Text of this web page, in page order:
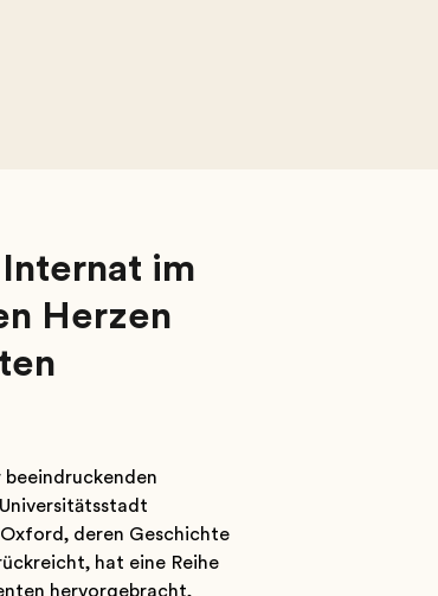
im
Herzen
beeindruckenden
deren Geschichte
hat eine Reihe
hervorgebracht,